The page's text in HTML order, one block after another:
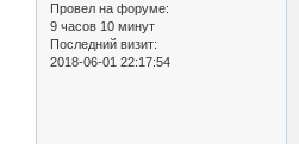
Провел на форуме:
9 часов 10 минут
Последний визит:
2018-06-01 22:17:54